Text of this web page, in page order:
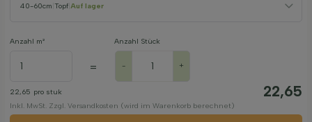
40-60cm Topf Auf lager
Anzahl m²
=
Anzahl Stück
- +
22,65 pro stuk 22,65
Inkl. MwSt. Zzgl. Versandkosten (wird im Warenkorb berechnet)